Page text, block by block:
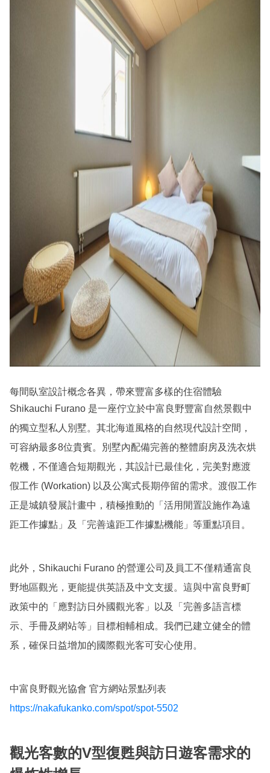
每間臥室設計概念各異，帶來豐富多樣的住宿體驗
Shikauchi Furano 是一座佇立於中富良野豐富自然景觀中
的獨立型私人別墅。其北海道風格的自然現代設計空間，
可容納最多8位貴賓。別墅內配備完善的整體廚房及洗衣烘
乾機，不僅適合短期觀光，其設計已最佳化，完美對應渡
假工作 (Workation) 以及公寓式長期停留的需求。渡假工作
正是城鎮發展計畫中，積極推動的「活用閒置設施作為遠
距工作據點」及「完善遠距工作據點機能」等重點項目。
此外，Shikauchi Furano 的營運公司及員工不僅精通富良
野地區觀光，更能提供英語及中文支援。這與中富良野町
政策中的「應對訪日外國觀光客」以及「完善多語言標
示、手冊及網站等」目標相輔相成。我們已建立健全的體
系，確保日益增加的國際觀光客可安心使用。
中富良野觀光協會 官方網站景點列表
https://nakafukanko.com/spot/spot-5502
觀光客數的V型復甦與訪日遊客需求的